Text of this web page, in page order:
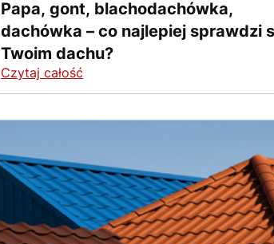
Papa, gont, blachodachówka,
dachówka – co najlepiej sprawdzi
Twoim dachu?
Czytaj całość